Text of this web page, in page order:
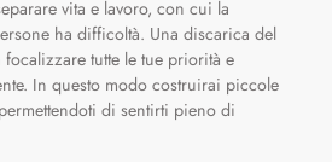
vita e lavoro, con cui la
ha difficoltà. Una discarica del
tutte le tue priorità e
In questo modo costruirai piccole
di sentirti pieno di